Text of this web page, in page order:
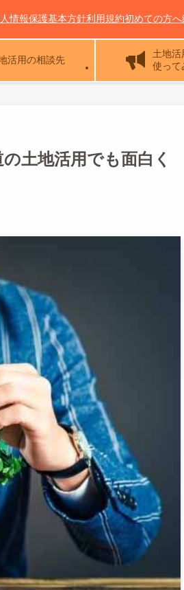
活用の相談先
土地活
使って
情報保護基本方針利用規約初めての方へ
土地活用でも面白く